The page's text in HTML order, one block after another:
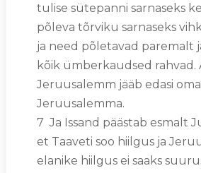
tulise sütepanni sarnaseks
põleva tõrviku sarnaseks
ja need põletavad paremalt
kõik ümberkaudsed rahvad.
Jeruusalemm jääb edasi
Jeruusalemma.
7 Ja Issand päästab esmalt
et Taaveti soo hiilgus ja
elanike hiilgus ei saaks